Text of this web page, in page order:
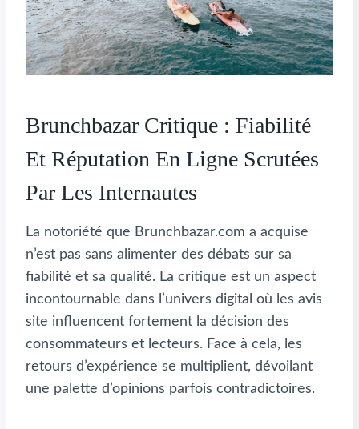
Brunchbazar Critique : Fiabilité
Et Réputation En Ligne Scrutées
Par Les Internautes
La notoriété que Brunchbazar.com a acquise
n’est pas sans alimenter des débats sur sa
fiabilité et sa qualité. La critique est un aspect
incontournable dans l’univers digital où les avis
site influencent fortement la décision des
consommateurs et lecteurs. Face à cela, les
retours d’expérience se multiplient, dévoilant
une palette d’opinions parfois contradictoires.